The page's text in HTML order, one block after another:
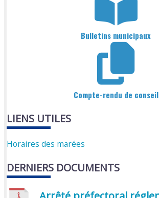
Bulletins municipaux
Compte-rendu de conseil
LIENS UTILES
Horaires des marées
DERNIERS DOCUMENTS